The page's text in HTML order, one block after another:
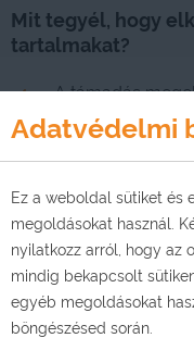
Adatvédelmi
Ez a weboldal sütiket és
megoldásokat használ.
nyilatkozz arról, hogy az
mindig bekapcsolt
egyéb megoldásokat
böngészésed során.
Mit tegyél, hogy
tartalmakat?
A támadás
hogy valóban
kapod az SMS-
A csomagküldő
weblapjukra
esetben a
tájékoztatnak a
ezért azt nem